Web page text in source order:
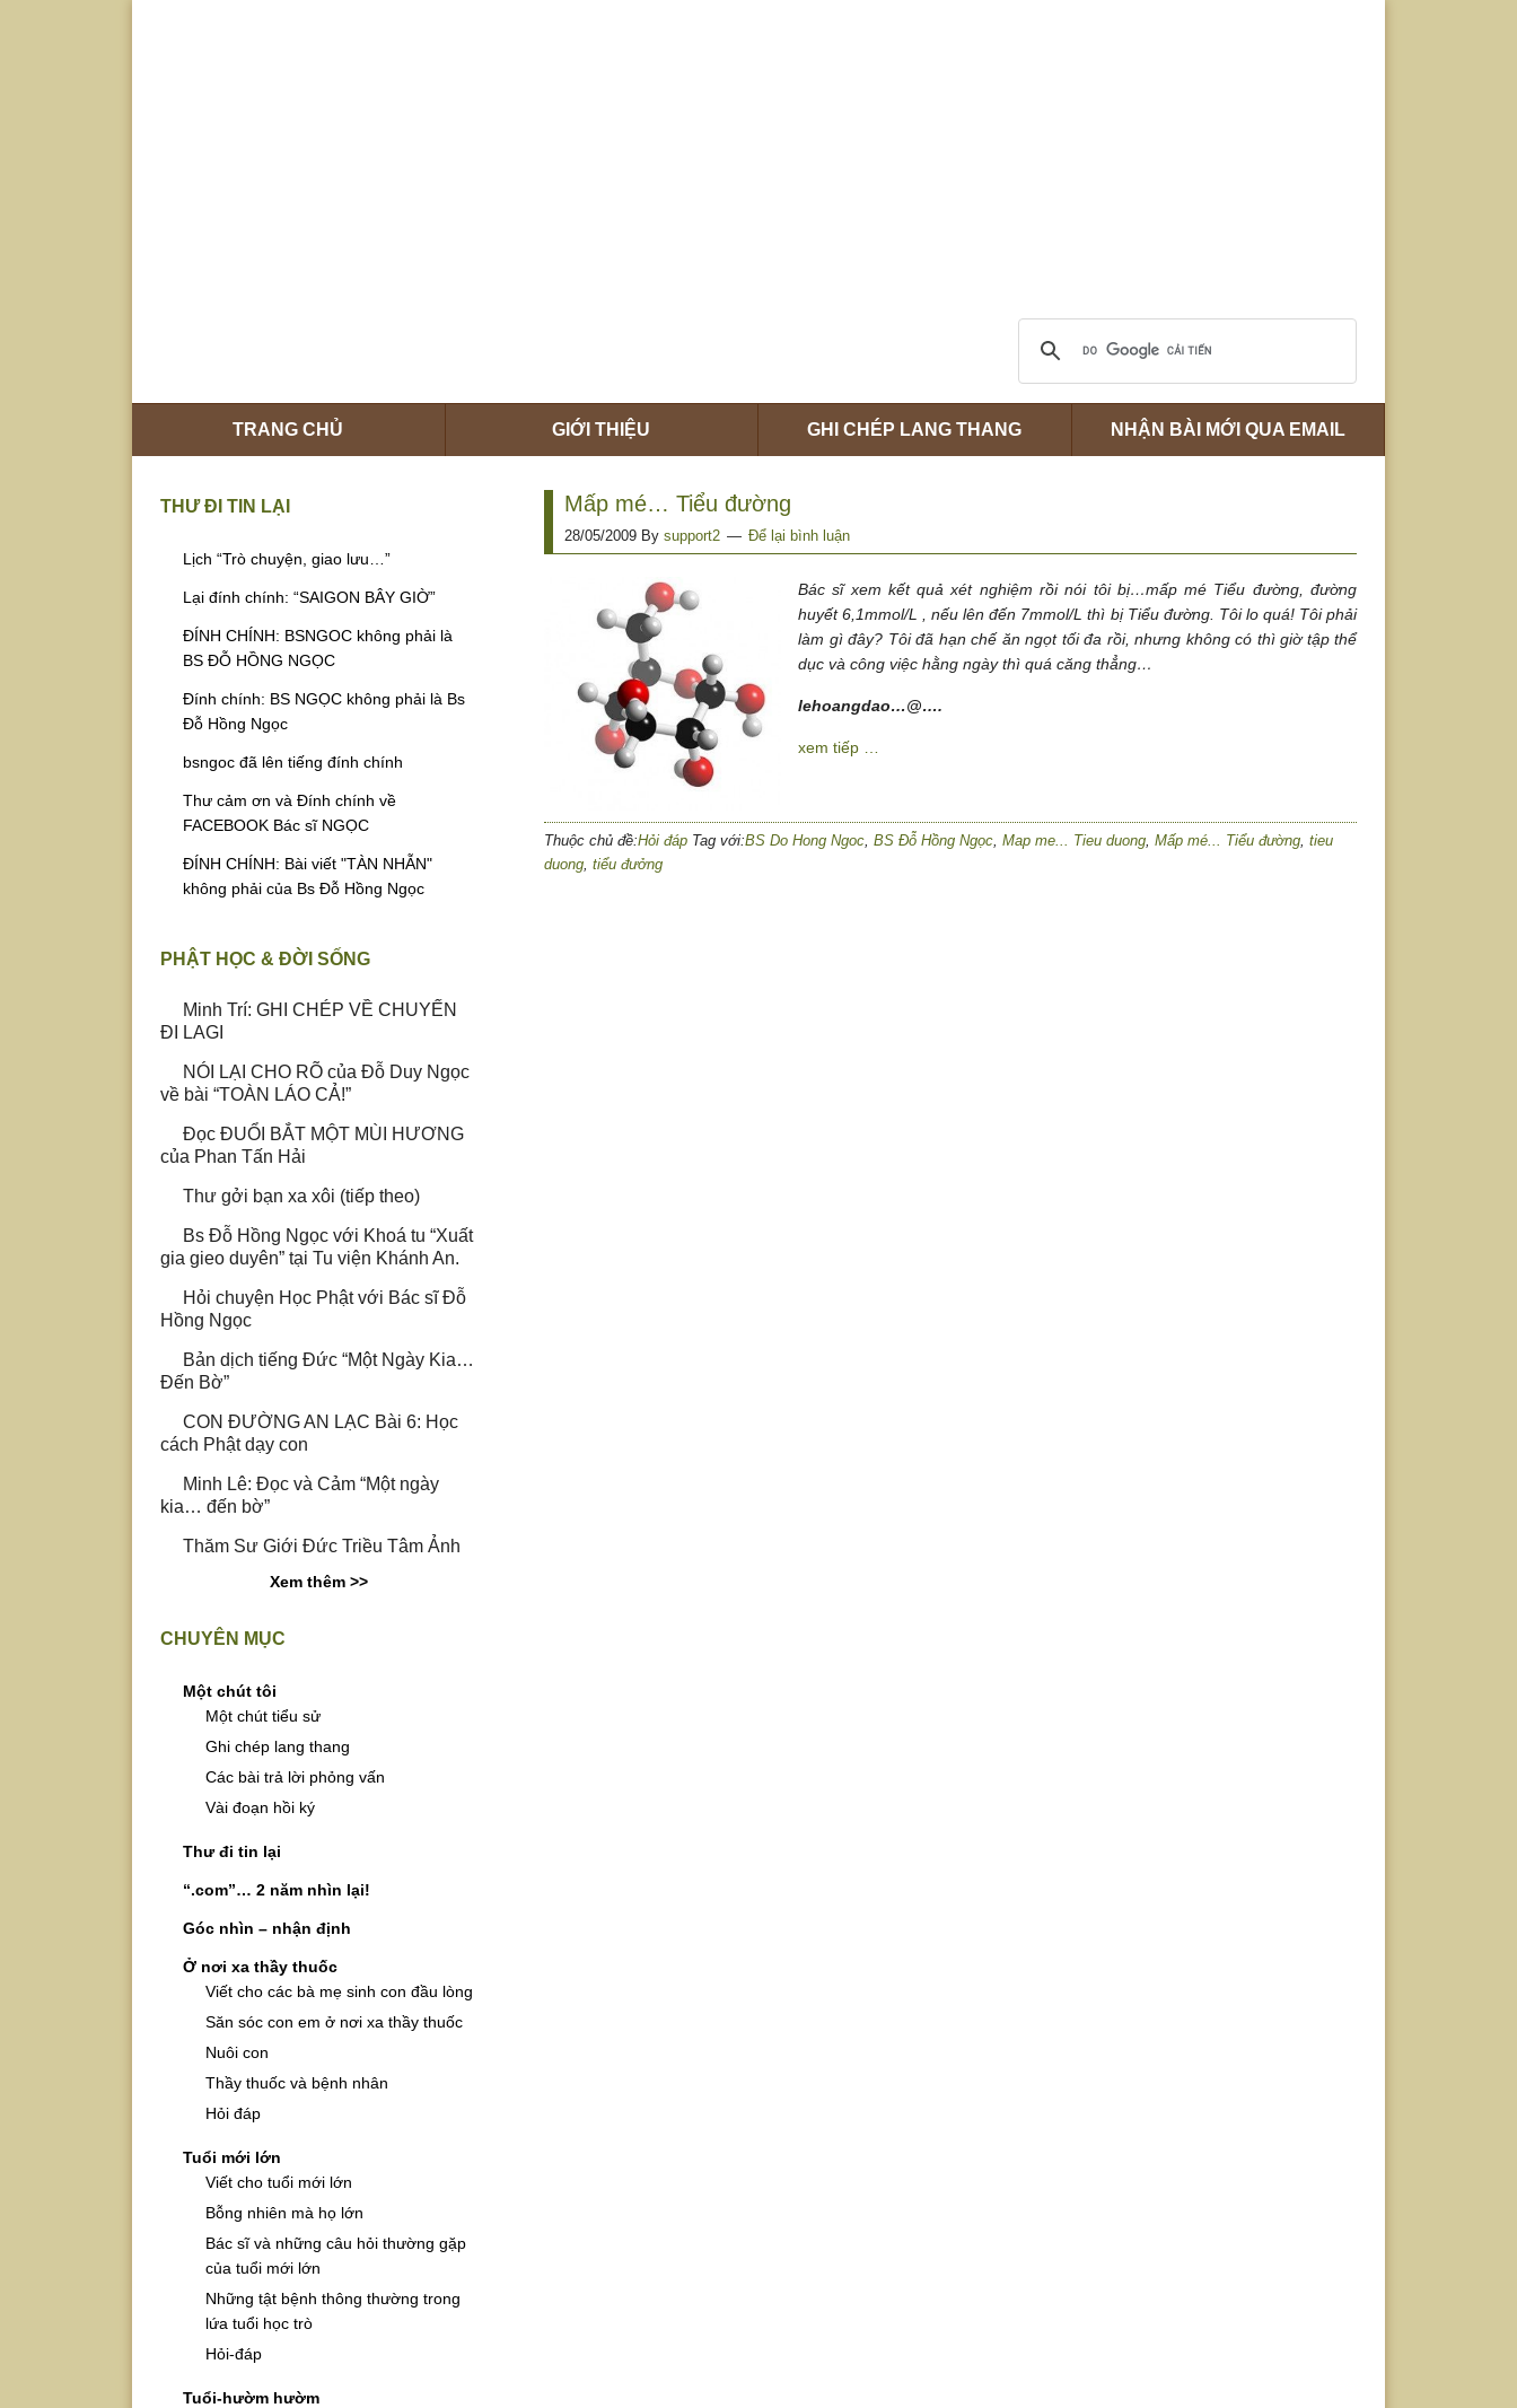
TRANG CHỦ GIỚI THIỆU GHI CHÉP LANG THANG NHẬN BÀI MỚI QUA EMAIL
Mấp mé… Tiểu đường
28/05/2009 By support2 Để lại bình luận
Bác sĩ xem kết quả xét nghiệm rồi nói tôi bị…mấp mé Tiểu đường, đường
huyết 6,1mmol/L , nếu lên đến 7mmol/L thì bị Tiểu đường. Tôi lo quá! Tôi phải
làm gì đây? Tôi đã hạn chế ăn ngọt tối đa rồi, nhưng không có thì giờ tập thể
dục và công việc hằng ngày thì quá căng thẳng…
lehoangdao…@….
xem tiếp …
Thuộc chủ đề:Hỏi đáp Tag với:BS Do Hong Ngoc, BS Đỗ Hồng Ngọc, Map me... Tieu duong, Mấp mé... Tiểu đường, tieu
duong, tiểu đưởng
THƯ ĐI TIN LẠI
Lịch “Trò chuyện, giao lưu… ”
Lại đính chính: “SAIGON BÂY GIỜ”
ĐÍNH CHÍNH: BSNGOC không phải là
BS ĐỖ HỒNG NGỌC
Đính chính: BS NGỌC không phải là Bs
Đỗ Hồng Ngọc
bsngoc đã lên tiếng đính chính
Thư cảm ơn và Đính chính về
FACEBOOK Bác sĩ NGỌC
ĐÍNH CHÍNH: Bài viết "TÀN NHẪN"
không phải của Bs Đỗ Hồng Ngọc
PHẬT HỌC & ĐỜI SỐNG
Minh Trí: GHI CHÉP VỀ CHUYẾN
ĐI LAGI
NÓI LẠI CHO RÕ của Đỗ Duy Ngọc
về bài “TOÀN LÁO CẢ!”
Đọc ĐUỔI BẮT MỘT MÙI HƯƠNG
của Phan Tấn Hải
Thư gởi bạn xa xôi (tiếp theo)
Bs Đỗ Hồng Ngọc với Khoá tu “Xuất
gia gieo duyên” tại Tu viện Khánh An.
Hỏi chuyện Học Phật với Bác sĩ Đỗ
Hồng Ngọc
Bản dịch tiếng Đức “Một Ngày Kia…
Đến Bờ”
CON ĐƯỜNG AN LẠC Bài 6: Học
cách Phật dạy con
Minh Lê: Đọc và Cảm “Một ngày
kia… đến bờ”
Thăm Sư Giới Đức Triều Tâm Ảnh
Xem thêm >>
CHUYÊN MỤC
Một chút tôi
Một chút tiểu sử
Ghi chép lang thang
Các bài trả lời phỏng vấn
Vài đoạn hồi ký
Thư đi tin lại
“.com”… 2 năm nhìn lại!
Góc nhìn – nhận định
Ở nơi xa thầy thuốc
Viết cho các bà mẹ sinh con đầu lòng
Săn sóc con em ở nơi xa thầy thuốc
Nuôi con
Thầy thuốc và bệnh nhân
Hỏi đáp
Tuổi mới lớn
Viết cho tuổi mới lớn
Bỗng nhiên mà họ lớn
Bác sĩ và những câu hỏi thường gặp
của tuổi mới lớn
Những tật bệnh thông thường trong
lứa tuổi học trò
Hỏi-đáp
Tuổi-hườm hườm